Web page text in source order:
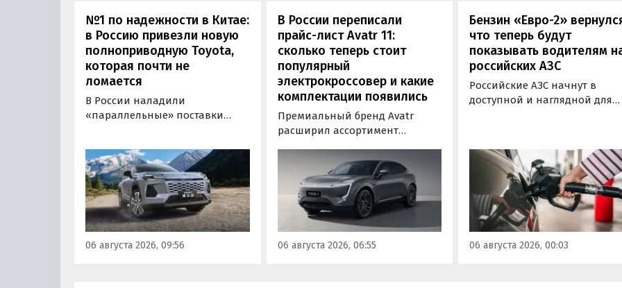
№1 по надежности в Китае:
в Россию привезли новую
полноприводную Toyota,
которая почти не
ломается
В России наладили
«параллельные» поставки
копией RAV4 для китайского
рынка. Там он стоит минимум 2
000 000 рублей по текущему
курсу, а у нас с учетом всех
расходов цены на них стартуют
от 3 700 000 рублей, выяснили
«Автоновости дня».
06 августа 2026, 09:56
В России переписали
прайс-лист Avatr 11:
сколько теперь стоит
популярный
электрокроссовер и какие
комплектации появились
Премиальный бренд Avatr
расширил ассортимент
кроссовера Avatr 11 в России
версиями 2026 года. Вместе с
этим из его прайс-листа
исчезло единственное
заднеприводное исполнение,
а минимальная цена модели
выросла на 760 тыс. рублей,
06 августа 2026, 06:55
Бензин «Евро-2»
что теперь будут
показывать водителям
российских АЗС
Российские АЗС начнут в
доступной и наглядной для
отпускаемого топлива. Это
позволит автовладельцам
осознанно выбрать топливо
определенного класса — от
«Евро-2» до «Евро-5»,
сообщили в Минэнерго РФ.
06 августа 2026, 00:03